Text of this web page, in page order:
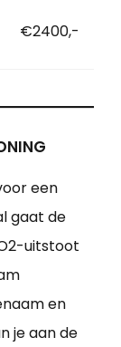
€2400,-
een
gaat de
uitstoot
en
je aan de